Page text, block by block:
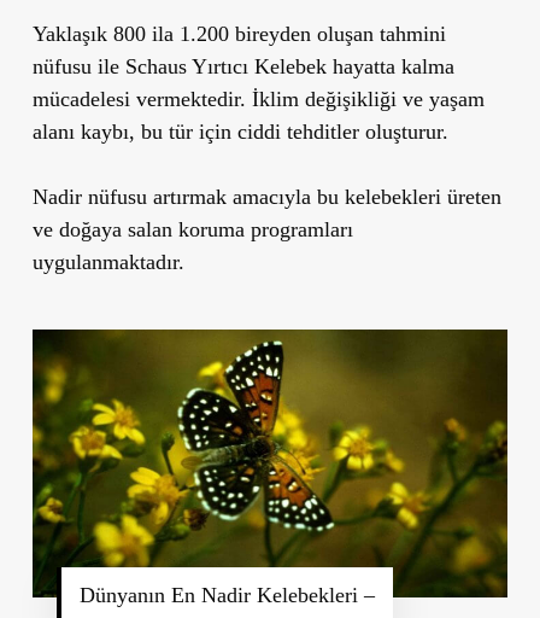
Yaklaşık 800 ila 1.200 bireyden oluşan tahmini
nüfusu ile Schaus Yırtıcı Kelebek hayatta kalma
mücadelesi vermektedir. İklim değişikliği ve yaşam
alanı kaybı, bu tür için ciddi tehditler oluşturur.
Nadir nüfusu artırmak amacıyla bu kelebekleri üreten
ve doğaya salan koruma programları
uygulanmaktadır.
Dünyanın En Nadir Kelebekleri –